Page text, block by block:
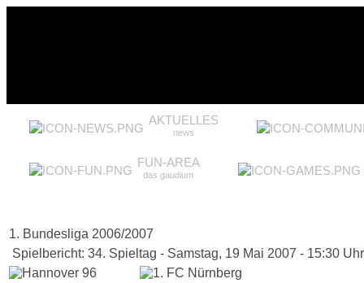
AKTUELLES
news
FUN-AREA
das gaudium
1. Bundesliga 2006/2007
Spielbericht: 34. Spieltag - Samstag, 19 Mai 2007 - 15:30 Uhr